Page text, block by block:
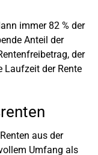
immer 82 % der
Anteil der
der
Laufzeit der Rente
aus der
Umfang als